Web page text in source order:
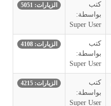
كتب
بواسطة:
Super User
الزيارات: 5051
كتب
بواسطة:
Super User
الزيارات: 4108
كتب
بواسطة:
Super User
الزيارات: 4215